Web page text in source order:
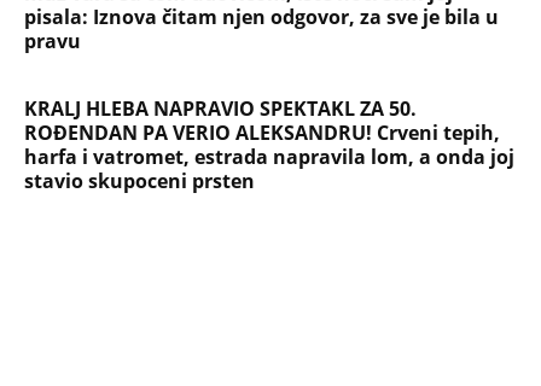
pisala: Iznova čitam njen odgovor, za sve je bila u
pravu
KRALJ HLEBA NAPRAVIO SPEKTAKL ZA 50.
ROĐENDAN PA VERIO ALEKSANDRU! Crveni tepih,
harfa i vatromet, estrada napravila lom, a onda joj
stavio skupoceni prsten